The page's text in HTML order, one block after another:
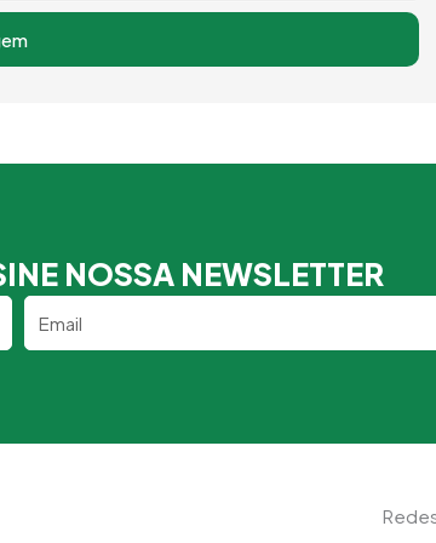
NOSSA NEWSLETTER
Email